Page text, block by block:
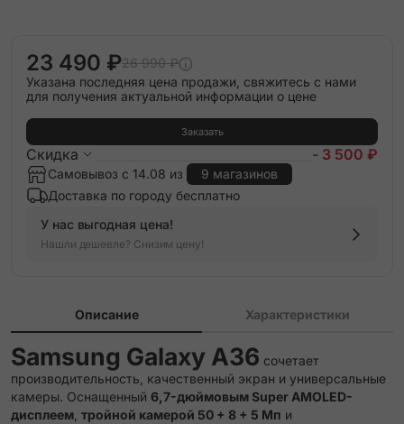
23 490 ₽26 990 ₽
Указана последняя цена продажи, свяжитесь с нами
для получения актуальной информации о цене
Заказать
Скидка - 3 500 ₽
Самовывоз с 14.08 из
9 магазинов
Доставка по городу бесплатно
У нас выгодная цена!
Нашли дешевле? Снизим цену!
Описание Характеристики
Samsung Galaxy A36 сочетает
производительность, качественный экран и универсальные
камеры. Оснащенный 6,7-дюймовым Super AMOLED-
дисплеем тройной камерой 50 + 8 + 5 Мп и